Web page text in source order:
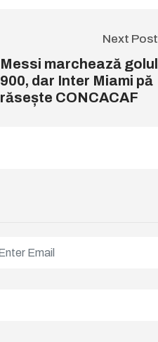
Next Post
Messi marchează golul
900, dar Inter Miami pă
răsește CONCACAF